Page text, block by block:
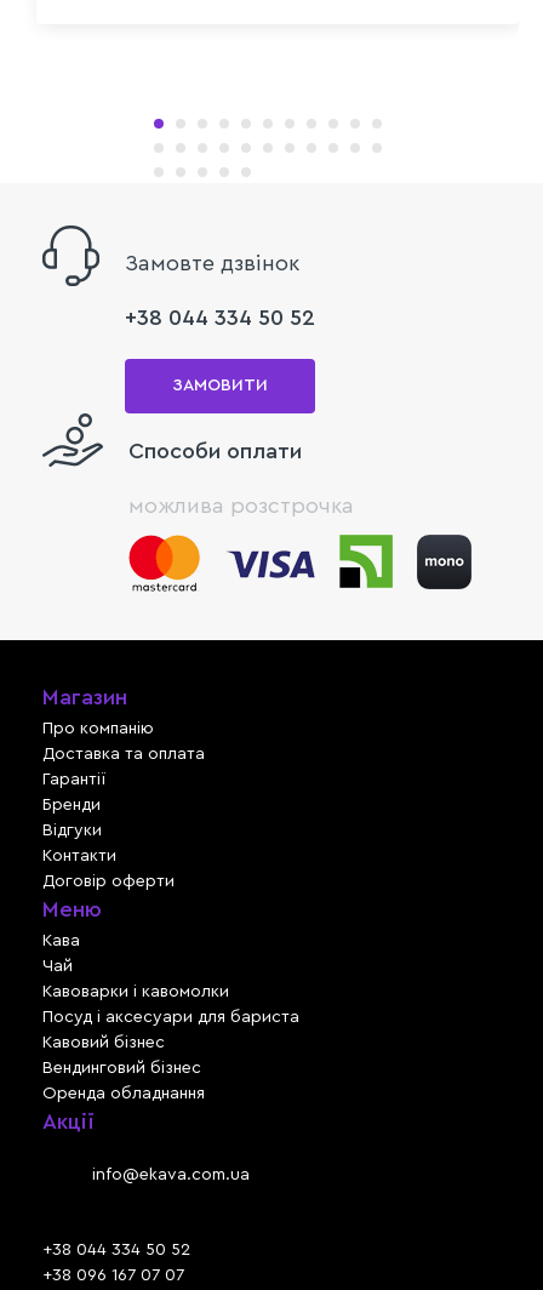
Замовте дзвінок
+38 044 334 50 52
ЗАМОВИТИ
Способи оплати
можлива розстрочка
Магазин
Про компанію
Доставка та оплата
Гарантії
Бренди
Відгуки
Контакти
Договір оферти
Меню
Кава
Чай
Кавоварки і кавомолки
Посуд і аксесуари для бариста
Кавовий бізнес
Вендинговий бізнес
Оренда обладнання
Акції
info@ekava.com.ua
+38 044 334 50 52
+38 096 167 07 07